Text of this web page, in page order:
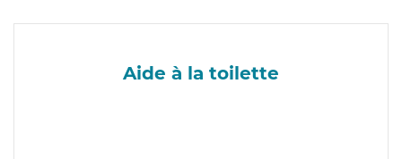
Aide à la toilette